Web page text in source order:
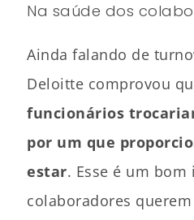
Na saúde dos
Ainda falando de
Deloitte comprovou
funcionários
por um que
estar. Esse é um
colaboradores